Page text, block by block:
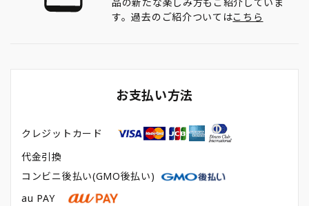
す。過去のご紹介ついてはこちら
お支払い方法
クレジットカード
代金引換
コンビニ後払い(GMO後払い)
au PAY